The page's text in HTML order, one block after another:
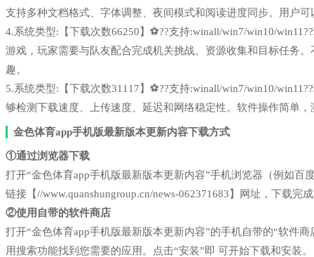
支持多种文档格式、字体调整、夜间模式和阅读进度同步。用户
4.系统类型:【下载次数66250】⚽??支持:winall/win7/win10/
游戏，玩家需要与队友配合完成机关挑战、资源收集和目标任务
趣。
5.系统类型:【下载次数31117】⚽??支持:winall/win7/win10/
够检测下载速度、上传速度、延迟和网络稳定性。软件操作简单
金色体育app手机版最新版本更新内容下载方式
①通过浏览器下载
打开“金色体育app手机版最新版本更新内容”手机浏览器（例如
链接【//www.quanshungroup.cn/news-062371683】网址，下载完
②使用自带的软件商店
打开“金色体育app手机版最新版本更新内容”的手机自带的“软件
用搜索功能找到您需要的应用。点击“安装”即 可开始下载和安装。